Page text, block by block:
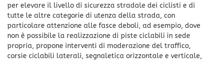
per elevare il livello di sicurezza stradale dei ciclisti e di
tutte le altre categorie di utenza della strada, con
particolare attenzione alle fasce deboli, ad esempio, dove
non è possibile la realizzazione di piste ciclabili in sede
propria, propone interventi di moderazione del traffico,
corsie ciclabili laterali, segnaletica orizzontale e verticale,